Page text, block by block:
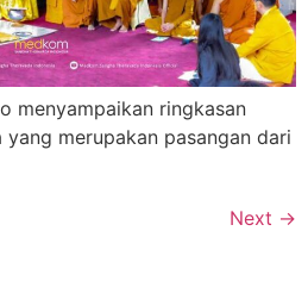
menyampaikan ringkasan
merupakan pasangan dari
Next →